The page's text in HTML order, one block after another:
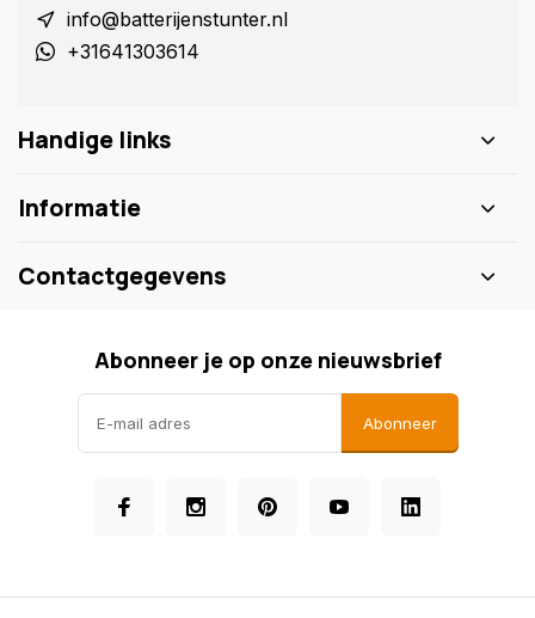
info@batterijenstunter.nl
+31641303614
Handige links
Informatie
Contactgegevens
Abonneer je op onze nieuwsbrief
Abonneer